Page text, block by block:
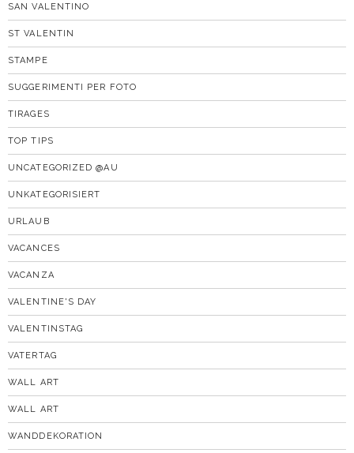
SAN VALENTINO
ST VALENTIN
STAMPE
SUGGERIMENTI PER FOTO
TIRAGES
TOP TIPS
UNCATEGORIZED @AU
UNKATEGORISIERT
URLAUB
VACANCES
VACANZA
VALENTINE'S DAY
VALENTINSTAG
VATERTAG
WALL ART
WALL ART
WANDDEKORATION